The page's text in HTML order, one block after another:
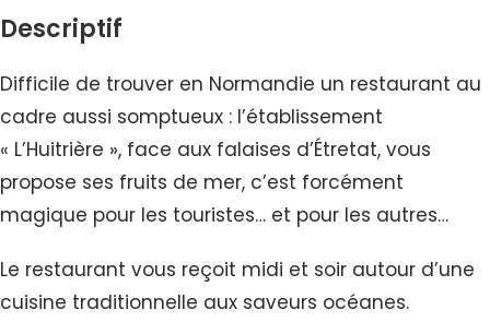
Descriptif
Difficile de trouver en Normandie un restaurant au
cadre aussi somptueux : l’établissement
« L’Huitrière », face aux falaises d’Étretat, vous
propose ses fruits de mer, c’est forcément
magique pour les touristes… et pour les autres…
Le restaurant vous reçoit midi et soir autour d’une
cuisine traditionnelle aux saveurs océanes.